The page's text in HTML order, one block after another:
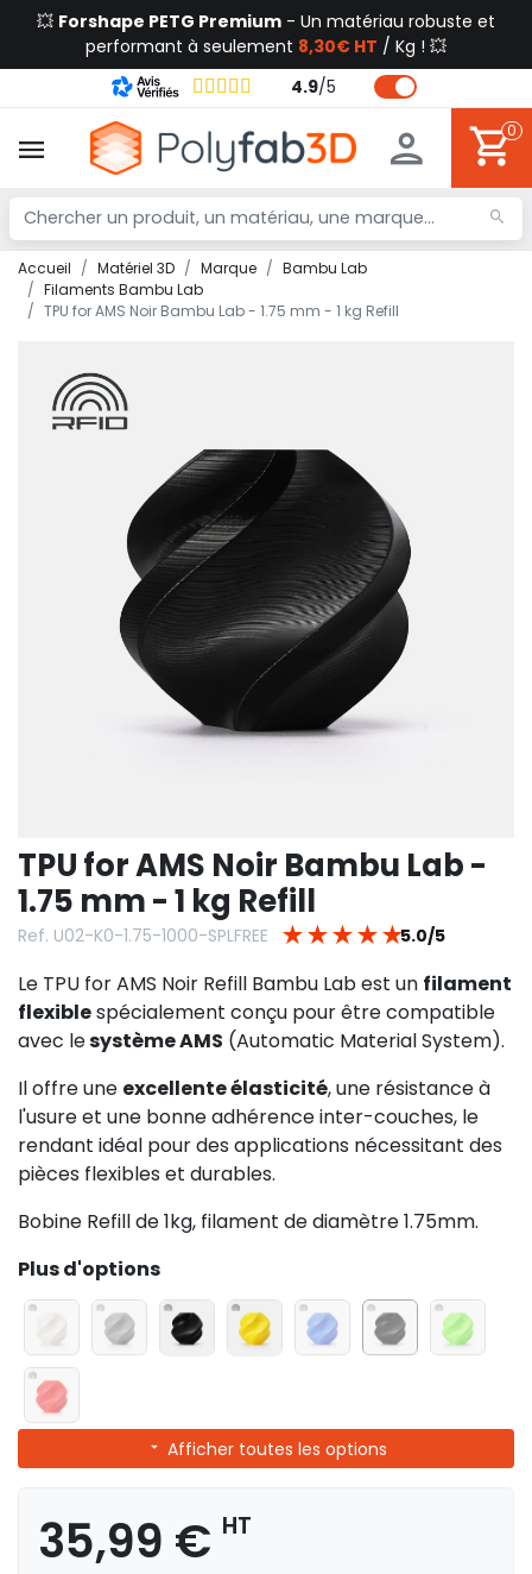
💥 Forshape PETG Premium - Un matériau robuste et
performant à seulement 8,30€ HT / Kg ! 💥
4.9/5
0
Accueil Matériel 3D Marque
Bambu Lab
Filaments Bambu Lab
TPU for AMS Noir Bambu Lab - 1.75 mm - 1 kg Refill
TPU for AMS Noir Bambu Lab -
1.75 mm - 1 kg Refill
Ref. U02-K0-1.75-1000-SPLFREE ★ ★ ★ ★ ★5.0/5
Le TPU for AMS Noir Refill Bambu Lab est un filament
flexiblespécialement conçu pour être compatible
avec lesystème AMS (Automatic Material System).
Il offre une excellente élasticité, une résistance à
l'usure et une bonne adhérence inter-couches, le
rendant idéal pour des applications nécessitant des
pièces flexibles et durables.
Bobine Refill de 1kg, filament de diamètre 1.75mm.
Plus d'options
Afficher toutes les options
35,99 € HT